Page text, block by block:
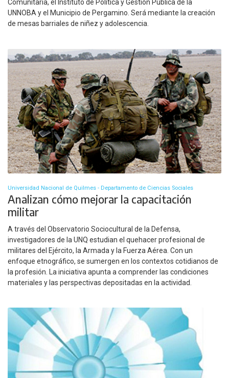
Comunitaria, el Instituto de Política y Gestión Pública de la
UNNOBA y el Municipio de Pergamino. Será mediante la creación
de mesas barriales de niñez y adolescencia.
Universidad Nacional de Quilmes - Departamento de Ciencias Sociales
Analizan cómo mejorar la capacitación
militar
A través del Observatorio Sociocultural de la Defensa,
investigadores de la UNQ estudian el quehacer profesional de
militares del Ejército, la Armada y la Fuerza Aérea. Con un
enfoque etnográfico, se sumergen en los contextos cotidianos de
la profesión. La iniciativa apunta a comprender las condiciones
materiales y las perspectivas depositadas en la actividad.